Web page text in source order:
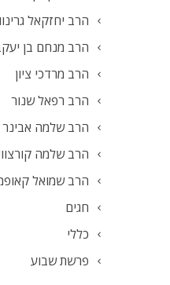
הרב יחזקאל
הרב מנחם בן
הרב מרדכי ציון
הרב רפאל שנור
הרב שלמה אבינר
הרב שלמה
הרב שמואל
חגים
כללי
פרשת שבוע